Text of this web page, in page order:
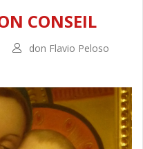
CONSEIL
don Flavio Peloso